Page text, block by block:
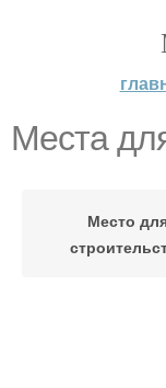
Места
Место